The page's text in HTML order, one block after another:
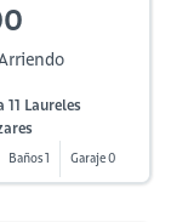
Laureles
Baños 1 Garaje 0